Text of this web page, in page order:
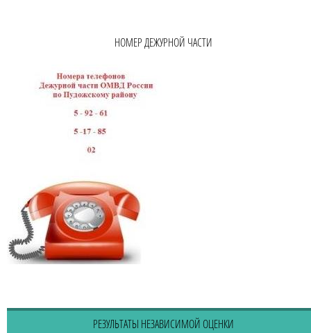
НОМЕР ДЕЖУРНОЙ ЧАСТИ
РЕЗУЛЬТАТЫ НЕЗАВИСИМОЙ ОЦЕНКИ